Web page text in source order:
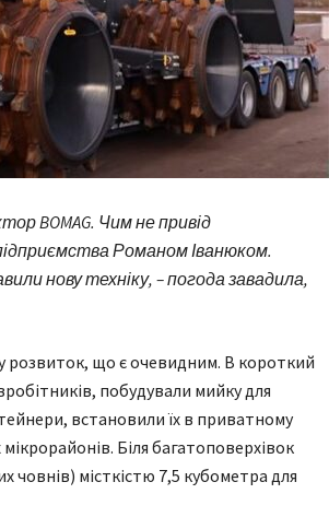
BOMAG. Чим не привід
Романом Іванюком.
нову техніку, – погода завадила,
у розвиток, що є очевидним. В короткий
побудували мийку для
встановили їх в приватному
Біля багатоповерхівок
човнів) місткістю 7,5 кубометра для